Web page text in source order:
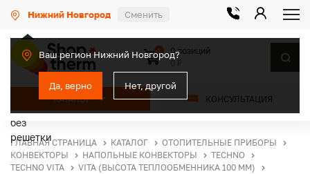
Нижний Новгород Сменить
Ваш регион Нижний Новгород?
Да, верно Нет, другой
КАТАЛОГ КОНСУЛЬТАЦИЯ
0
0 позиций
ГЛАВНАЯ СТРАНИЦА КАТАЛОГ
ОТОПИТЕЛЬНЫЕ ПРИБОРЫ
КОНВЕКТОРЫ
НАПОЛЬНЫЕ КОНВЕКТОРЫ
TECHNO
TECHNO VITA
VITA (ВЫСОТА ТЕПЛООБМЕННИКА 100 ММ)